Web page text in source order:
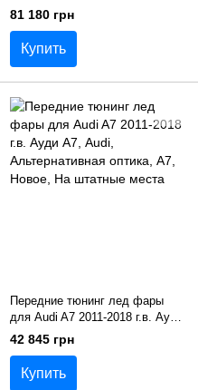
81 180 грн
Купить
Передние тюнинг лед фары
для Audi A7 2011-2018 г.в. Ауди
А7
42 845 грн
Купить